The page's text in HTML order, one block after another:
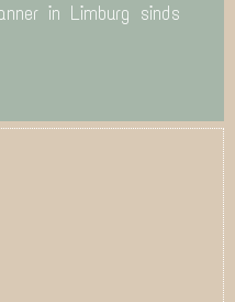
in Limburg sinds